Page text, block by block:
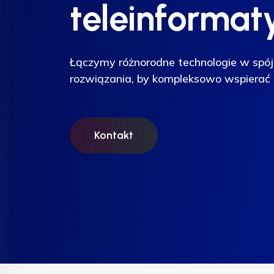
Łączymy różnorodne technologie w
rozwiązania, by kompleksowo
Kontakt
Łączymy różnorodne technologie w
rozwiązania, by kompleksowo
Kontakt
Łączymy różnorodne technologie w
rozwiązania, by kompleksowo
Kontakt